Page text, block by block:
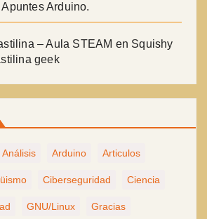
Apuntes Arduino.
– Aula STEAM en Squishy
geek
Análisis Arduino Articulos
Ciberseguridad Ciencia
GNU/Linux Gracias